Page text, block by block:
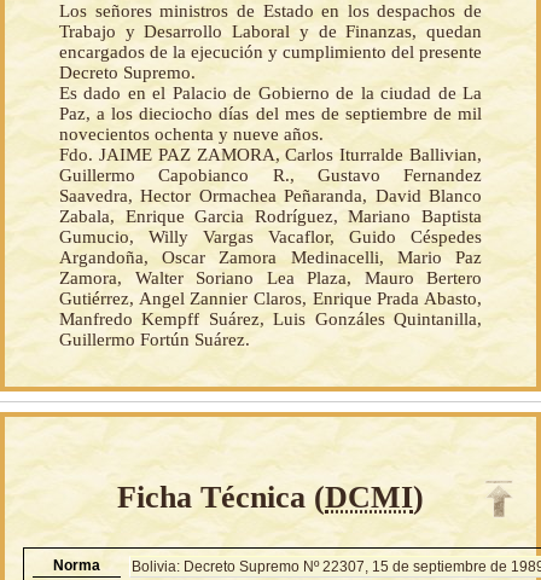
Los señores ministros de Estado en los despachos de
Trabajo y Desarrollo Laboral y de Finanzas, quedan
encargados de la ejecución y cumplimiento del presente
Decreto Supremo.
Es dado en el Palacio de Gobierno de la ciudad de La
Paz, a los dieciocho días del mes de septiembre de mil
novecientos ochenta y nueve años.
Fdo. JAIME PAZ ZAMORA, Carlos Iturralde Ballivian,
Guillermo Capobianco R., Gustavo Fernandez
Saavedra, Hector Ormachea Peñaranda, David Blanco
Zabala, Enrique Garcia Rodríguez, Mariano Baptista
Gumucio, Willy Vargas Vacaflor, Guido Céspedes
Argandoña, Oscar Zamora Medinacelli, Mario Paz
Zamora, Walter Soriano Lea Plaza, Mauro Bertero
Gutiérrez, Angel Zannier Claros, Enrique Prada Abasto,
Manfredo Kempff Suárez, Luis Gonzáles Quintanilla,
Guillermo Fortún Suárez.
Ficha Técnica (DCMI)
Norma
Bolivia: Decreto Supremo Nº 22307, 15 de septiembre de